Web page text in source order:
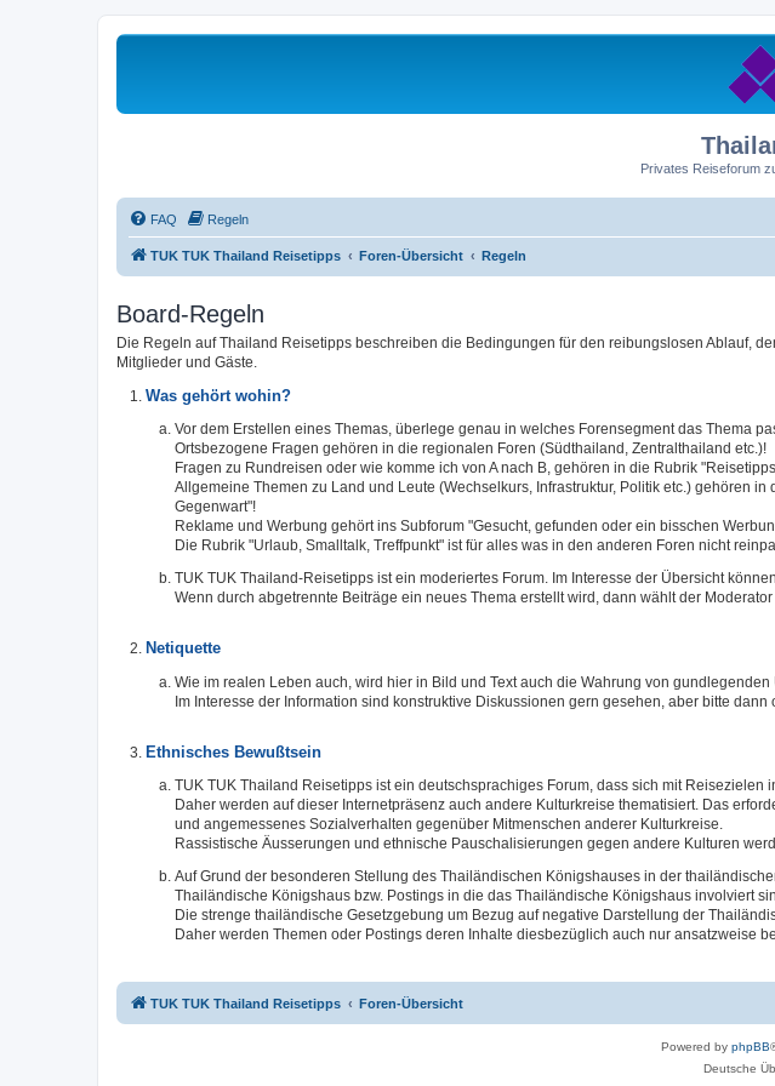
Privates Reiseforum
FAQ Regeln
TUK TUK Thailand Reisetipps Foren-Übersicht Regeln
Board-Regeln
Die Regeln auf Thailand Reisetipps beschreiben die Bedingungen für den reibungslosen Ablauf,
Mitglieder und Gäste.
Was gehört wohin?
Vor dem Erstellen eines Themas, überlege genau in welches Forensegment das Thema
Ortsbezogene Fragen gehören in die regionalen Foren (Südthailand, Zentralthailand etc.)!
Fragen zu Rundreisen oder wie komme ich von A nach B, gehören in die Rubrik
Allgemeine Themen zu Land und Leute (Wechselkurs, Infrastruktur, Politik etc.) gehören in
Gegenwart"!
Reklame und Werbung gehört ins Subforum "Gesucht, gefunden oder ein bisschen
Die Rubrik "Urlaub, Smalltalk, Treffpunkt" ist für alles was in den anderen Foren nicht
TUK TUK Thailand-Reisetipps ist ein moderiertes Forum. Im Interesse der Übersicht
Wenn durch abgetrennte Beiträge ein neues Thema erstellt wird, dann wählt der
Netiquette
Wie im realen Leben auch, wird hier in Bild und Text auch die Wahrung von gundlegenden
Im Interesse der Information sind konstruktive Diskussionen gern gesehen, aber bitte
Ethnisches Bewußtsein
TUK TUK Thailand Reisetipps ist ein deutschsprachiges Forum, dass sich mit Reisezielen
Daher werden auf dieser Internetpräsenz auch andere Kulturkreise thematisiert. Das
und angemessenes Sozialverhalten gegenüber Mitmenschen anderer Kulturkreise.
Rassistische Äusserungen und ethnische Pauschalisierungen gegen andere Kulturen
Auf Grund der besonderen Stellung des Thailändischen Königshauses in der
Thailändische Königshaus bzw. Postings in die das Thailändische Königshaus involviert
Die strenge thailändische Gesetzgebung um Bezug auf negative Darstellung der
Daher werden Themen oder Postings deren Inhalte diesbezüglich auch nur ansatzweise
TUK TUK Thailand Reisetipps Foren-Übersicht
Powered by phpBB
Deutsche